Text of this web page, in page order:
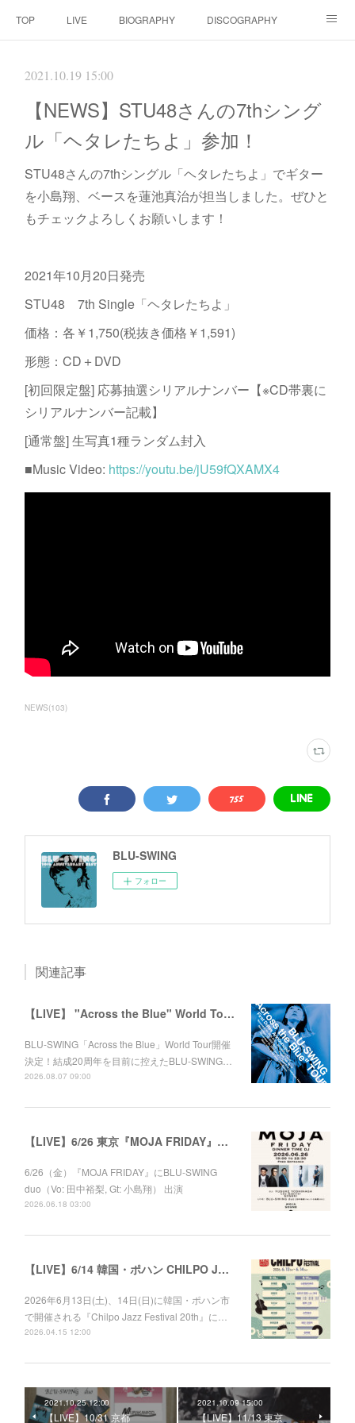
TOP LIVE BIOGRAPHY DISCOGRAPHY
2021.10.19 15:00
【NEWS】STU48さんの7thシング
ル「ヘタレたちよ」参加！
STU48さんの7thシングル「ヘタレたちよ」でギター
を小島翔、ベースを蓮池真治が担当しました。ぜひと
もチェックよろしくお願いします！
2021年10月20日発売
STU48 7th Single「ヘタレたちよ」
価格：各￥1,750(税抜き価格￥1,591)
形態：CD＋DVD
[初回限定盤] 応募抽選シリアルナンバー【※CD帯裏に
シリアルナンバー記載】
[通常盤] 生写真1種ランダム封入
■Music Video: https://youtu.be/jU59fQXAMX4
NEWS(103)
BLU-SWING
フォロー
関連記事
【LIVE】 "Across the Blue" World Tour 2026
BLU-SWING「Across the Blue」World Tour開催
決定！結成20周年を目前に控えたBLU-SWING…
2026.08.07 09:00
【LIVE】6/26 東京『MOJA FRIDAY』出演
6/26（金）『MOJA FRIDAY』にBLU-SWING
duo（Vo: 田中裕梨, Gt: 小島翔） 出演
2026.06.18 03:00
【LIVE】6/14 韓国・ポハン CHILPO JAZZ FESTIVAL 20th
2026年6月13日(土)、14日(日)に韓国・ポハン市
で開催される『Chilpo Jazz Festival 20th』に…
2026.04.15 12:00
2021.10.25 12:00
【LIVE】10/31 京都
2021.10.09 15:00
【LIVE】11/13 東京